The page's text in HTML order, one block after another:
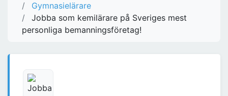
Gymnasielärare
Jobba som kemilärare på Sveriges mest
personliga bemanningsföretag!